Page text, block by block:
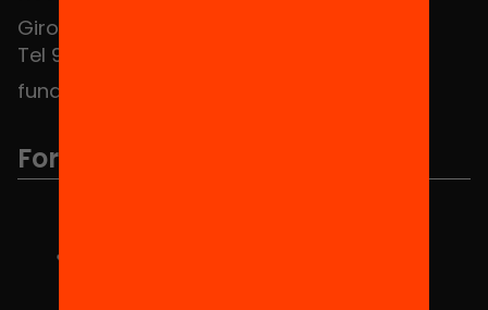
Girona 34, interior 08010 Barcelona
Tel 934 588 700
fundacio@equitat.org
Formamos parte de...